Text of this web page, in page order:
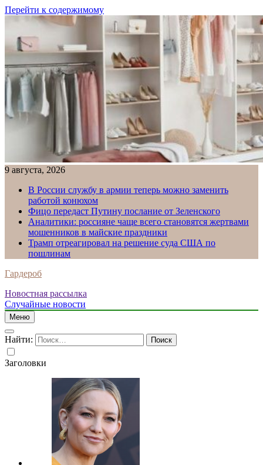
Перейти к содержимому
9 августа, 2026
В России службу в армии теперь можно заменить
работой конюхом
Фицо передаст Путину послание от Зеленского
Аналитики: россияне чаще всего становятся жертвами
мошенников в майские праздники
Трамп отреагировал на решение суда США по
пошлинам
Гардероб
Новостная рассылка
Случайные новости
Меню
Найти:
Заголовки